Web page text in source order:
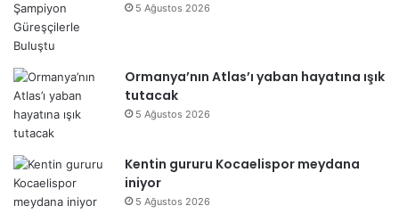
5 Ağustos 2026
Ormanya’nın Atlas’ı yaban hayatına ışık
tutacak
5 Ağustos 2026
Kentin gururu Kocaelispor meydana
iniyor
5 Ağustos 2026